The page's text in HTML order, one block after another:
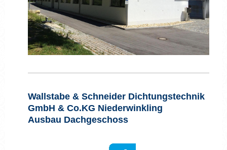
Wallstabe & Schneider Dichtungstechnik
GmbH & Co.KG Niederwinkling
Ausbau Dachgeschoss